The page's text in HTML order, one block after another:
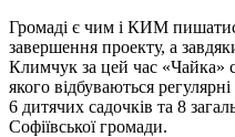
Громаді є чим і КИМ
завершення проекту, а
Климчук за цей час «Чайка»
якого відбуваються
6 дитячих садочків та 8
Софіївської громади.